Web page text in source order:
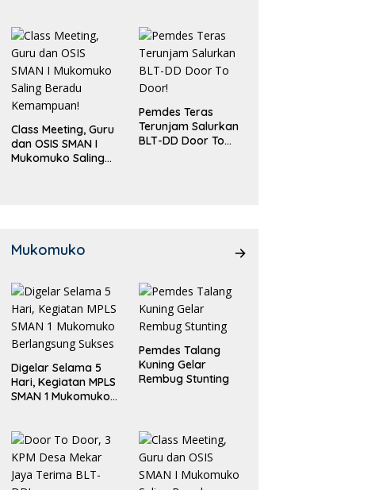
Class Meeting, Guru
dan OSIS SMAN I
Mukomuko Saling
Pemdes Teras
Terunjam Salurkan
BLT-DD Door To
Mukomuko
Digelar Selama 5
Hari, Kegiatan MPLS
SMAN 1 Mukomuko
Pemdes Talang
Kuning Gelar
Rembug Stunting